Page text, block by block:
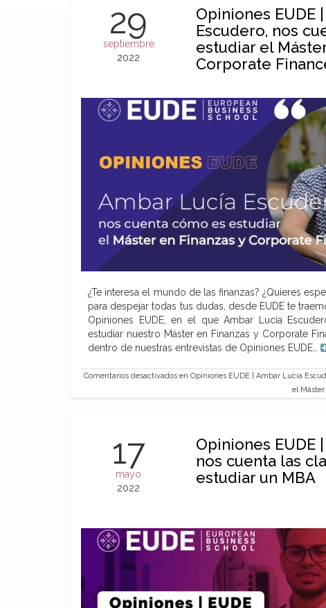
29
septiembre
2022
Opiniones EUDE
Escudero, nos
estudiar el
Corporate
¿Te interesa el mundo de las finanzas? ¿Quieres
para despejar todas tus dudas, desde EUDE te
Opiniones EUDE, en el que Ambar Lucía
estudiar nuestro Máster en Finanzas y Corporate
dentro de nuestras entrevistas de Opiniones EUDE…
Comentarios desactivados en Opiniones EUDE | Ambar Lucía
el
17
mayo
2022
Opiniones EUDE
nos cuenta las
estudiar un MBA